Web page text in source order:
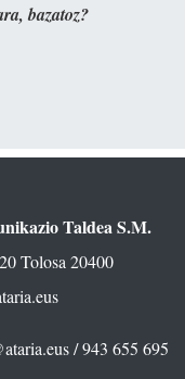
bazatoz?
Taldea S.M.
Tolosa 20400
/ 943 655 695